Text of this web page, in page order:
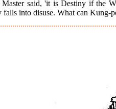
Master said, 'it is Destiny if the
falls into disuse. What can Kung-